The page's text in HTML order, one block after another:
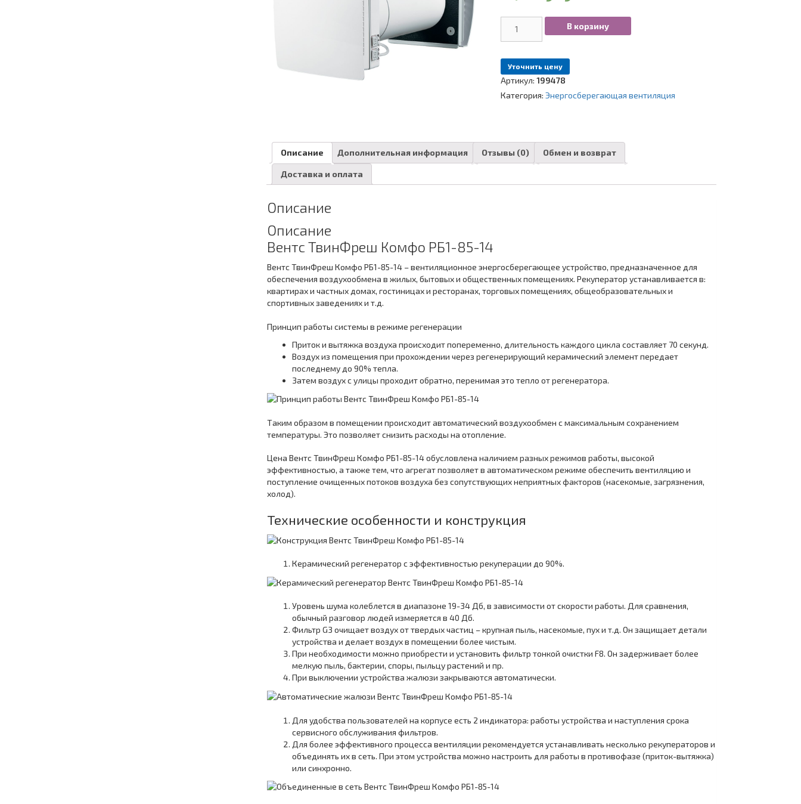
Рекуператор
ТвинФреш
Комфо
РБ1-
85-
В корзину
Уточнить цену
Артикул: 199478
Категория: Энергосберегающая вентиляция
Описание Дополнительная информация Отзывы (0) Обмен и возврат
Доставка и оплата
Описание
Описание
Вентс ТвинФреш Комфо РБ1-85-14
Вентс ТвинФреш Комфо РБ1-85-14 – вентиляционное энергосберегающее устройство, предназначенное для
обеспечения воздухообмена в жилых, бытовых и общественных помещениях. Рекуператор устанавливается в:
квартирах и частных домах, гостиницах и ресторанах, торговых помещениях, общеобразовательных и
спортивных заведениях и т.д.
Принцип работы системы в режиме регенерации
Приток и вытяжка воздуха происходит попеременно, длительность каждого цикла составляет 70 секунд.
Воздух из помещения при прохождении через регенерирующий керамический элемент передает
последнему до 90% тепла.
Затем воздух с улицы проходит обратно, перенимая это тепло от регенератора.
Таким образом в помещении происходит автоматический воздухообмен с максимальным сохранением
температуры. Это позволяет снизить расходы на отопление.
Цена Вентс ТвинФреш Комфо РБ1-85-14 обусловлена наличием разных режимов работы, высокой
эффективностью, а также тем, что агрегат позволяет в автоматическом режиме обеспечить вентиляцию и
поступление очищенных потоков воздуха без сопутствующих неприятных факторов (насекомые, загрязнения,
холод).
Технические особенности и конструкция
Керамический регенератор с эффективностью рекуперации до 90%.
Уровень шума колеблется в диапазоне 19-34 Дб, в зависимости от скорости работы. Для сравнения,
обычный разговор людей измеряется в 40 Дб.
Фильтр G3 очищает воздух от твердых частиц – крупная пыль, насекомые, пух и т.д. Он защищает детали
устройства и делает воздух в помещении более чистым.
При необходимости можно приобрести и установить фильтр тонкой очистки F8. Он задерживает более
мелкую пыль, бактерии, споры, пыльцу растений и пр.
При выключении устройства жалюзи закрываются автоматически.
Для удобства пользователей на корпусе есть 2 индикатора: работы устройства и наступления срока
сервисного обслуживания фильтров.
Для более эффективного процесса вентиляции рекомендуется устанавливать несколько рекуператоров и
объединять их в сеть. При этом устройства можно настроить для работы в противофазе (приток-вытяжка)
или синхронно.